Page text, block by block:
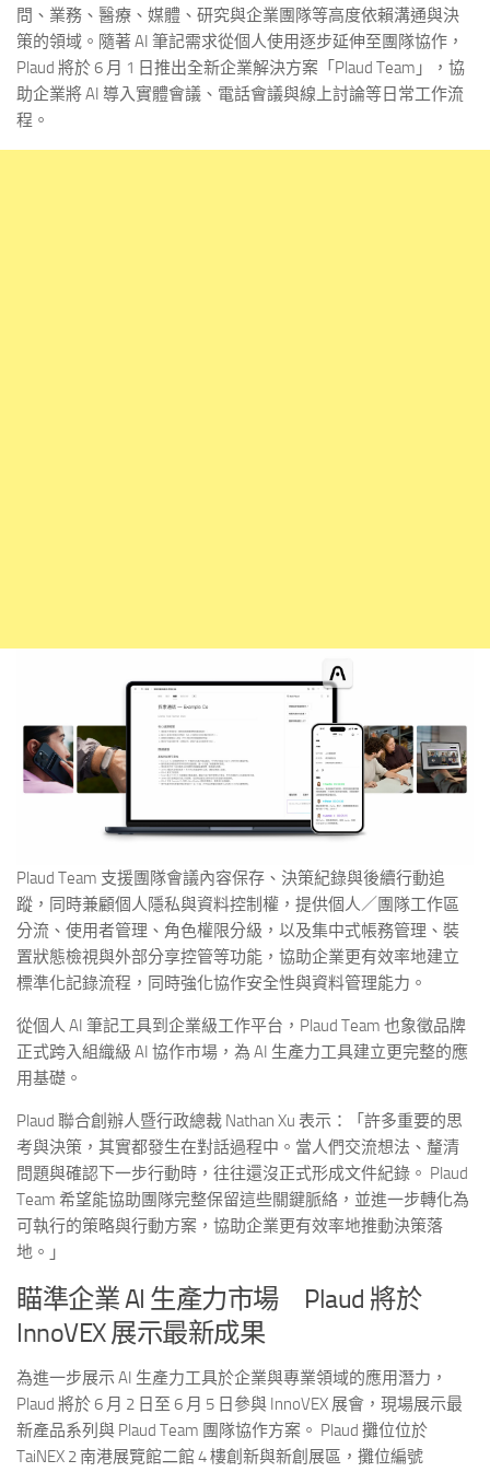
問、業務、醫療、媒體、研究與企業團隊等高度依賴溝通與決
策的領域。隨著 AI 筆記需求從個人使用逐步延伸至團隊協作，
Plaud 將於 6 月 1 日推出全新企業解決方案「Plaud Team」，協
助企業將 AI 導入實體會議、電話會議與線上討論等日常工作流
程。
Plaud Team 支援團隊會議內容保存、決策紀錄與後續行動追
蹤，同時兼顧個人隱私與資料控制權，提供個人／團隊工作區
分流、使用者管理、角色權限分級，以及集中式帳務管理、裝
置狀態檢視與外部分享控管等功能，協助企業更有效率地建立
標準化記錄流程，同時強化協作安全性與資料管理能力。
從個人 AI 筆記工具到企業級工作平台，Plaud Team 也象徵品牌
正式跨入組織級 AI 協作市場，為 AI 生產力工具建立更完整的應
用基礎。
Plaud 聯合創辦人暨行政總裁 Nathan Xu 表示：「許多重要的思
考與決策，其實都發生在對話過程中。當人們交流想法、釐清
問題與確認下一步行動時，往往還沒正式形成文件紀錄。 Plaud
Team 希望能協助團隊完整保留這些關鍵脈絡，並進一步轉化為
可執行的策略與行動方案，協助企業更有效率地推動決策落
地。」
瞄準企業 AI 生產力市場 Plaud 將於
InnoVEX 展示最新成果
為進一步展示 AI 生產力工具於企業與專業領域的應用潛力，
Plaud 將於 6 月 2 日至 6 月 5 日參與 InnoVEX 展會，現場展示最
新產品系列與 Plaud Team 團隊協作方案。 Plaud 攤位位於
TaiNEX 2 南港展覽館二館 4 樓創新與新創展區，攤位編號